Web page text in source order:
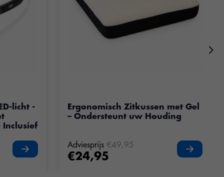
is
licht -
Ergonomisch Zitkussen met Gel
– Ondersteunt uw Houding
Adviesprijs €49,95
€24,95